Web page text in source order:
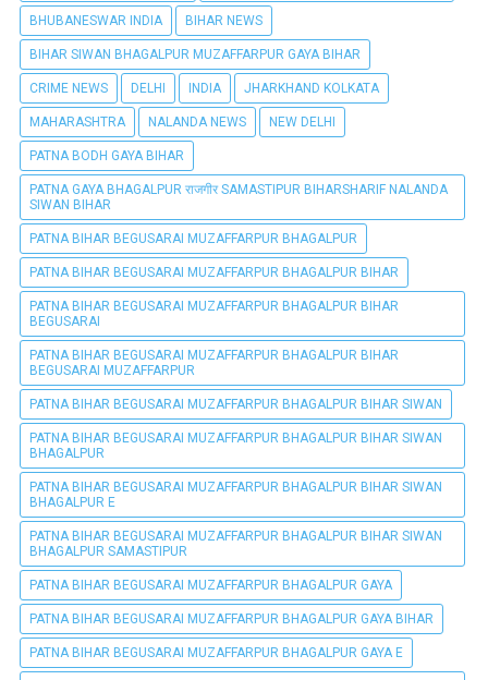
BHUBANESWAR INDIA BIHAR NEWS
BIHAR SIWAN BHAGALPUR MUZAFFARPUR GAYA BIHAR
CRIME NEWS DELHI INDIA JHARKHAND KOLKATA
MAHARASHTRA NALANDA NEWS NEW DELHI
PATNA BODH GAYA BIHAR
PATNA GAYA BHAGALPUR राजगीर SAMASTIPUR BIHARSHARIF NALANDA
SIWAN BIHAR
PATNA BIHAR BEGUSARAI MUZAFFARPUR BHAGALPUR
PATNA BIHAR BEGUSARAI MUZAFFARPUR BHAGALPUR BIHAR
PATNA BIHAR BEGUSARAI MUZAFFARPUR BHAGALPUR BIHAR
BEGUSARAI
PATNA BIHAR BEGUSARAI MUZAFFARPUR BHAGALPUR BIHAR
BEGUSARAI MUZAFFARPUR
PATNA BIHAR BEGUSARAI MUZAFFARPUR BHAGALPUR BIHAR SIWAN
PATNA BIHAR BEGUSARAI MUZAFFARPUR BHAGALPUR BIHAR SIWAN
BHAGALPUR
PATNA BIHAR BEGUSARAI MUZAFFARPUR BHAGALPUR BIHAR SIWAN
BHAGALPUR E
PATNA BIHAR BEGUSARAI MUZAFFARPUR BHAGALPUR BIHAR SIWAN
BHAGALPUR SAMASTIPUR
PATNA BIHAR BEGUSARAI MUZAFFARPUR BHAGALPUR GAYA
PATNA BIHAR BEGUSARAI MUZAFFARPUR BHAGALPUR GAYA BIHAR
PATNA BIHAR BEGUSARAI MUZAFFARPUR BHAGALPUR GAYA E